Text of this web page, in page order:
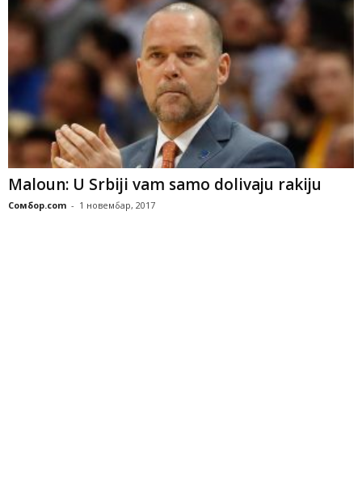
Maloun: U Srbiji vam samo dolivaju rakiju
Сомбор.com - 1 новембар, 2017